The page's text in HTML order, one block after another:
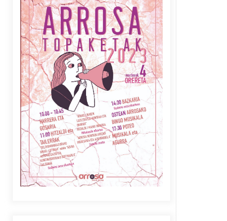
Azaroak 6 Iurretan Arrosa
sarearen IX. topaketak
2021/10/04
Berria egunkarian
elkarrizketa Arrosaren 20
urteez
2021/07/06
Arrosaren laburpen bideoa
Hamaika Telebistaren eskutik
2021/06/30